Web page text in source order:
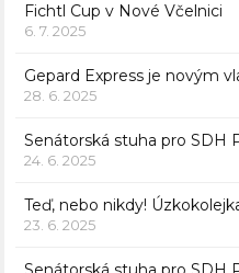
Fichtl Cup v Nové Včelnici
6. 7. 2025
Gepard Express je novým
28. 6. 2025
Senátorská stuha pro SDH
24. 6. 2025
Teď, nebo nikdy!
23. 6. 2025